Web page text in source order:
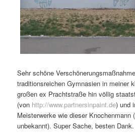
Sehr schöne
traditionsreichen Gymnasien in meiner
großen ex Prachtstraße hin völlig
(von http://www.partnersinpaint.de) und
Meisterwerke wie dieser Knochenmann
unbekannt). Super Sache, besten Dank.